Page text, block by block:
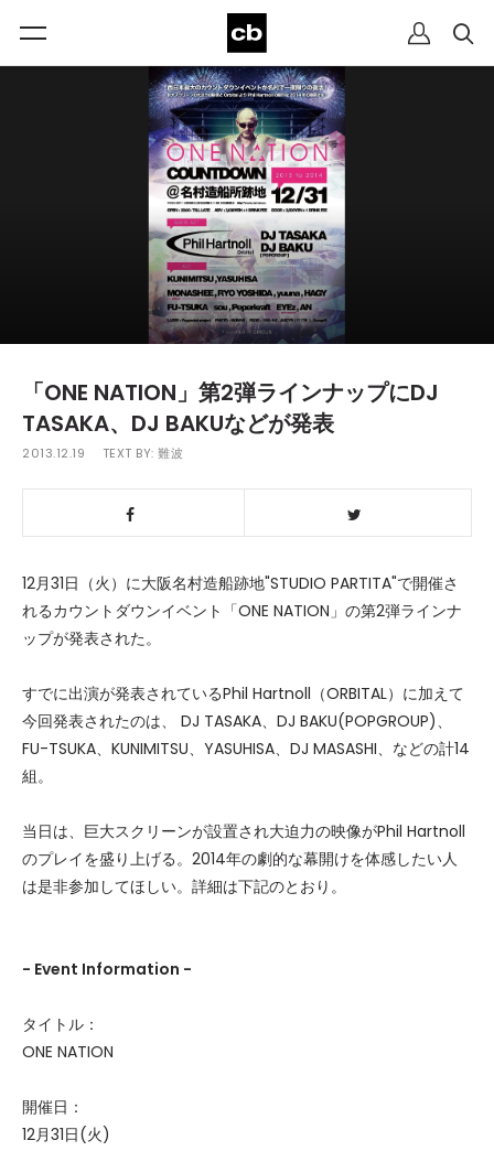
「ONE NATION」第2弾ラインナップにDJ
TASAKA、DJ BAKUなどが発表
2013.12.19 TEXT BY:難波
12月31日（火）に大阪名村造船跡地"STUDIO PARTITA"で開催さ
れるカウントダウンイベント「ONE NATION」の第2弾ラインナ
ップが発表された。
すでに出演が発表されているPhil Hartnoll（ORBITAL）に加えて
今回発表されたのは、 DJ TASAKA、DJ BAKU(POPGROUP)、
FU-TSUKA、KUNIMITSU、YASUHISA、DJ MASASHI、などの計14
組。
当日は、巨大スクリーンが設置され大迫力の映像がPhil Hartnoll
のプレイを盛り上げる。2014年の劇的な幕開けを体感したい人
は是非参加してほしい。詳細は下記のとおり。
- Event Information -
タイトル：
ONE NATION
開催日：
12月31日(火)